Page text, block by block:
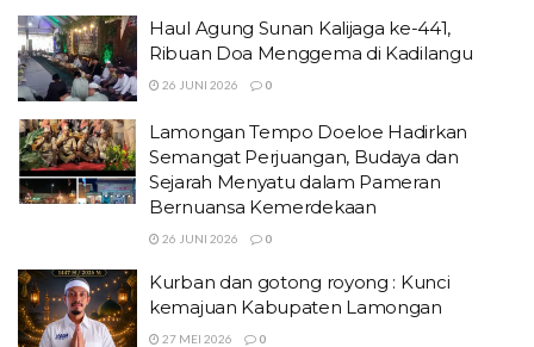
Haul Agung Sunan Kalijaga ke-441,
Ribuan Doa Menggema di Kadilangu
26 JUNI 2026 0
Lamongan Tempo Doeloe Hadirkan
Semangat Perjuangan, Budaya dan
Sejarah Menyatu dalam Pameran
Bernuansa Kemerdekaan
26 JUNI 2026 0
Kurban dan gotong royong : Kunci
kemajuan Kabupaten Lamongan
27 MEI 2026 0